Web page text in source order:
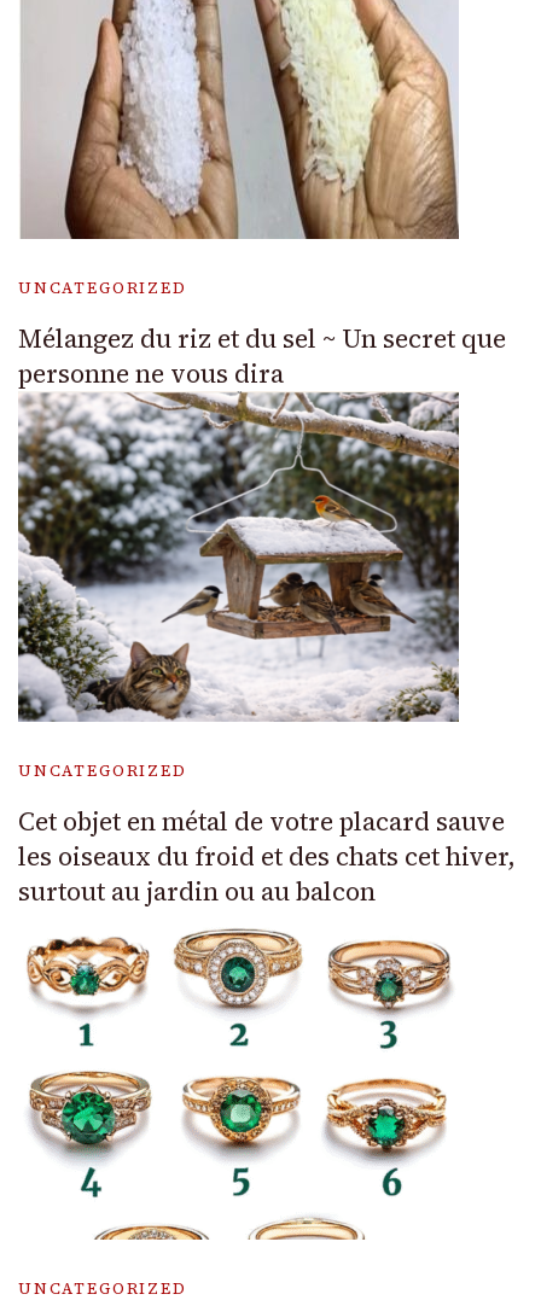
UNCATEGORIZED
Mélangez du riz et du sel ~ Un secret que
personne ne vous dira
UNCATEGORIZED
Cet objet en métal de votre placard sauve
les oiseaux du froid et des chats cet hiver,
surtout au jardin ou au balcon
UNCATEGORIZED